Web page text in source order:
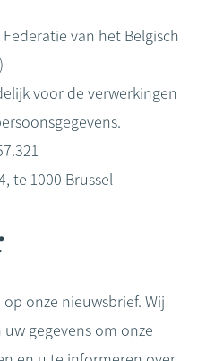
van het Belgisch
voor de verwerkingen
te 1000 Brussel
onze nieuwsbrief. Wij
gegevens om onze